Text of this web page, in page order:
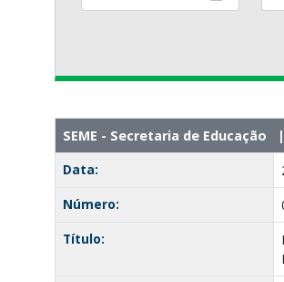
SEME - Secretaria de Educação
Data:
Número:
Título: